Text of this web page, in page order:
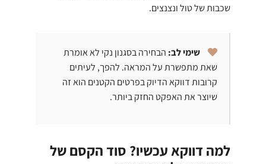
שכבות של טול ונצנצים.
שימי לב: הבחירה בסגנון נקי לא אומרת
שאת מתפשרת על המראה. להפך, לעיתים
קרובות דווקא הדיוק בפרטים הקטנים הוא זה
שיוצר את האפקט החזק ביותר.
למה דווקא עכשיו? סוד הקסם של